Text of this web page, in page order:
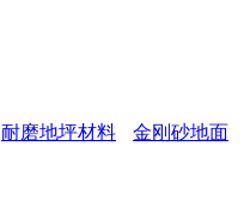
耐磨地坪材料 金刚砂地面